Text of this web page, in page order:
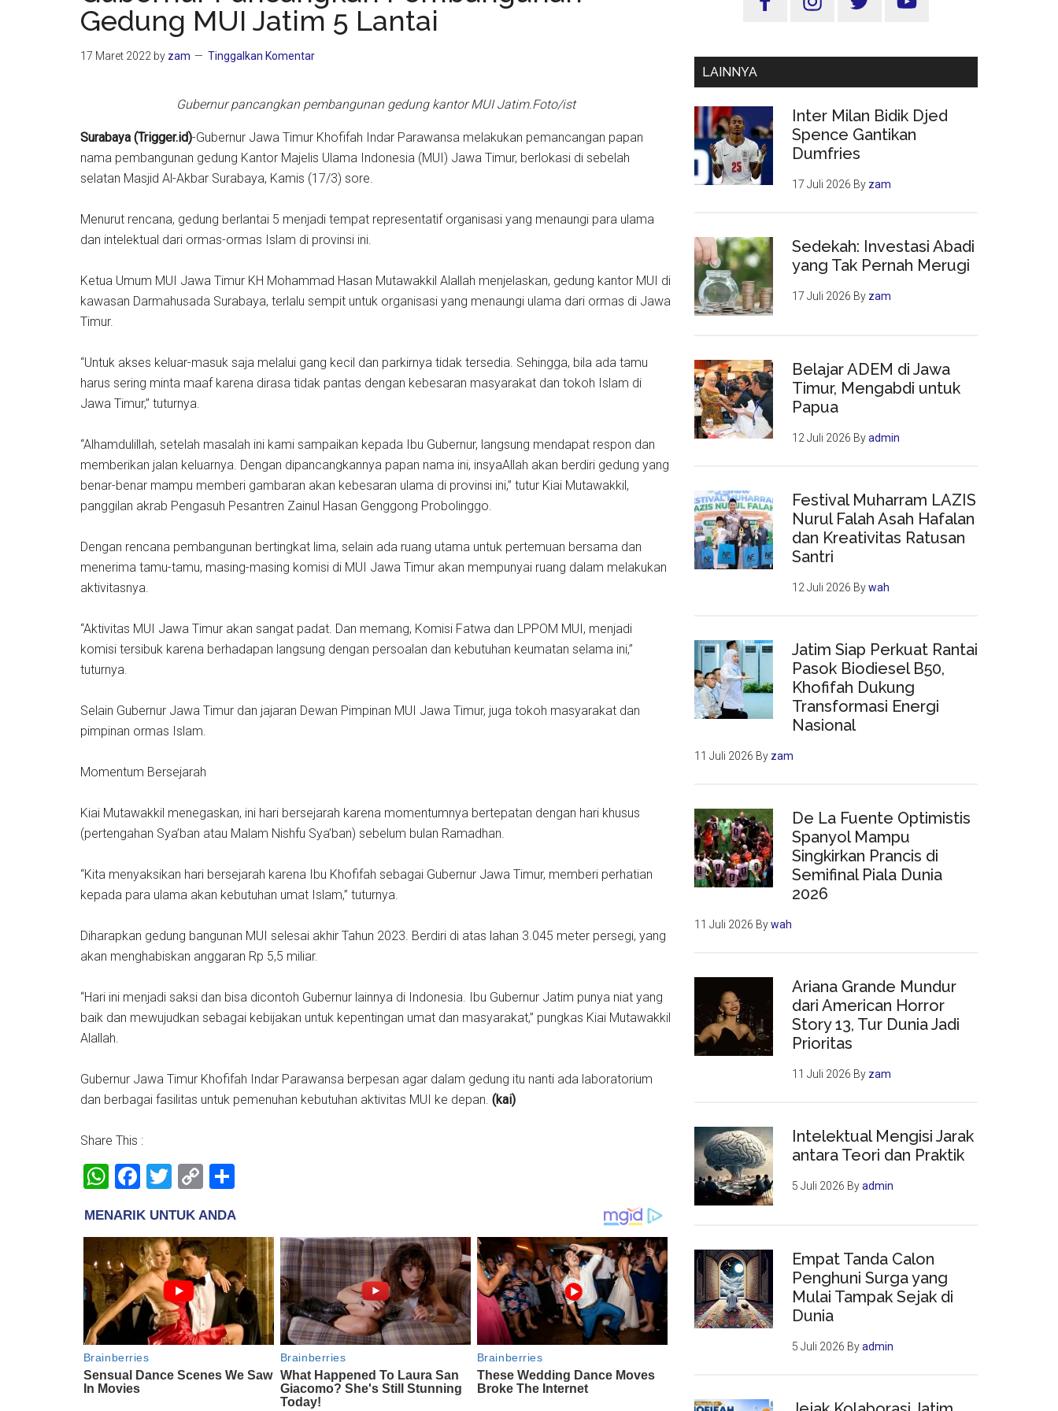
Gedung MUI Jatim 5 Lantai
17 Maret 2022 by zam Tinggalkan Komentar
Gubernur pancangkan pembangunan gedung kantor MUI Jatim.Foto/ist
Surabaya (Trigger.id)-Gubernur Jawa Timur Khofifah Indar Parawansa melakukan pemancangan papan
nama pembangunan gedung Kantor Majelis Ulama Indonesia (MUI) Jawa Timur, berlokasi di sebelah
selatan Masjid Al-Akbar Surabaya, Kamis (17/3) sore.
Menurut rencana, gedung berlantai 5 menjadi tempat representatif organisasi yang menaungi para ulama
dan intelektual dari ormas-ormas Islam di provinsi ini.
Ketua Umum MUI Jawa Timur KH Mohammad Hasan Mutawakkil Alallah menjelaskan, gedung kantor MUI di
kawasan Darmahusada Surabaya, terlalu sempit untuk organisasi yang menaungi ulama dari ormas di Jawa
Timur.
“Untuk akses keluar-masuk saja melalui gang kecil dan parkirnya tidak tersedia. Sehingga, bila ada tamu
harus sering minta maaf karena dirasa tidak pantas dengan kebesaran masyarakat dan tokoh Islam di
Jawa Timur,” tuturnya.
“Alhamdulillah, setelah masalah ini kami sampaikan kepada Ibu Gubernur, langsung mendapat respon dan
memberikan jalan keluarnya. Dengan dipancangkannya papan nama ini, insyaAllah akan berdiri gedung yang
benar-benar mampu memberi gambaran akan kebesaran ulama di provinsi ini,” tutur Kiai Mutawakkil,
panggilan akrab Pengasuh Pesantren Zainul Hasan Genggong Probolinggo.
Dengan rencana pembangunan bertingkat lima, selain ada ruang utama untuk pertemuan bersama dan
menerima tamu-tamu, masing-masing komisi di MUI Jawa Timur akan mempunyai ruang dalam melakukan
aktivitasnya.
“Aktivitas MUI Jawa Timur akan sangat padat. Dan memang, Komisi Fatwa dan LPPOM MUI, menjadi
komisi tersibuk karena berhadapan langsung dengan persoalan dan kebutuhan keumatan selama ini,”
tuturnya.
Selain Gubernur Jawa Timur dan jajaran Dewan Pimpinan MUI Jawa Timur, juga tokoh masyarakat dan
pimpinan ormas Islam.
Momentum Bersejarah
Kiai Mutawakkil menegaskan, ini hari bersejarah karena momentumnya bertepatan dengan hari khusus
(pertengahan Sya’ban atau Malam Nishfu Sya’ban) sebelum bulan Ramadhan.
“Kita menyaksikan hari bersejarah karena Ibu Khofifah sebagai Gubernur Jawa Timur, memberi perhatian
kepada para ulama akan kebutuhan umat Islam,” tuturnya.
Diharapkan gedung bangunan MUI selesai akhir Tahun 2023. Berdiri di atas lahan 3.045 meter persegi, yang
akan menghabiskan anggaran Rp 5,5 miliar.
“Hari ini menjadi saksi dan bisa dicontoh Gubernur lainnya di Indonesia. Ibu Gubernur Jatim punya niat yang
baik dan mewujudkan sebagai kebijakan untuk kepentingan umat dan masyarakat,” pungkas Kiai Mutawakkil
Alallah.
Gubernur Jawa Timur Khofifah Indar Parawansa berpesan agar dalam gedung itu nanti ada laboratorium
dan berbagai fasilitas untuk pemenuhan kebutuhan aktivitas MUI ke depan. (kai)
Share This :
WhatsApp
Facebook
Twitter
Copy
Utama
LAINNYA
Inter Milan Bidik Djed
Spence Gantikan
Dumfries
17 Juli 2026 By zam
Sedekah: Investasi Abadi
yang Tak Pernah Merugi
17 Juli 2026 By zam
Belajar ADEM di Jawa
Timur, Mengabdi untuk
Papua
12 Juli 2026 Byadmin
Festival Muharram LAZIS
Nurul Falah Asah Hafalan
dan Kreativitas Ratusan
Santri
12 Juli 2026 Bywah
Jatim Siap Perkuat Rantai
Pasok Biodiesel B50,
Khofifah Dukung
Transformasi Energi
Nasional
11 Juli 2026 By zam
De La Fuente Optimistis
Spanyol Mampu
Singkirkan Prancis di
Semifinal Piala Dunia
2026
11 Juli 2026 Bywah
Ariana Grande Mundur
dari American Horror
Story 13, Tur Dunia Jadi
Prioritas
11 Juli 2026 By zam
Intelektual Mengisi Jarak
antara Teori dan Praktik
5 Juli 2026 Byadmin
Empat Tanda Calon
Penghuni Surga yang
Mulai Tampak Sejak di
Dunia
5 Juli 2026 Byadmin